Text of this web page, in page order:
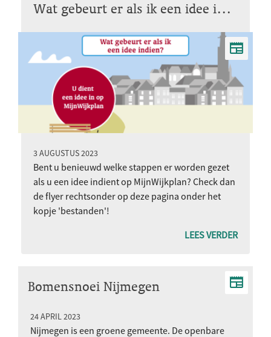
Wat gebeurt er als ik een idee indien?
3 AUGUSTUS 2023
Bent u benieuwd welke stappen er worden gezet
als u een idee indient op MijnWijkplan? Check dan
de flyer rechtsonder op deze pagina onder het
kopje 'bestanden'!
LEES VERDER
Bomensnoei Nijmegen
24 APRIL 2023
Nijmegen is een groene gemeente. De openbare